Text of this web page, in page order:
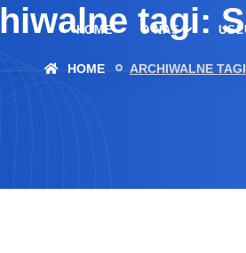
HOME O NAS
tagi:
HOME ARCHIWALNE TAGI